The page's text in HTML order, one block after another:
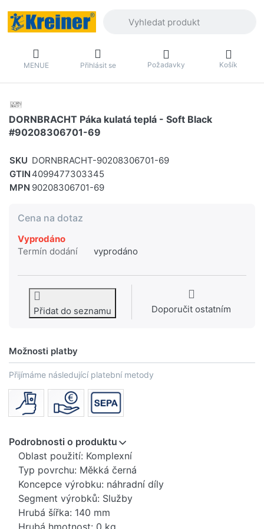
MENUE Přihlásit se Požadavky Košík
DORNBRACHT Páka kulatá teplá - Soft Black
#90208306701-69
SKU DORNBRACHT-90208306701-69
GTIN 4099477303345
MPN 90208306701-69
Cena na dotaz
Vyprodáno
Termín dodání
vyprodáno
Přidat do seznamu Doporučit ostatním
Možnosti platby
Přijímáme následující platební metody
Podrobnosti o produktu
Oblast použití: Komplexní
Typ povrchu: Měkká černá
Koncepce výrobku: náhradní díly
Segment výrobků: Služby
Hrubá šířka: 140 mm
Hrubá hmotnost: 0 kg